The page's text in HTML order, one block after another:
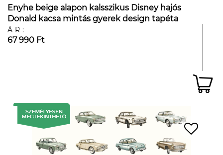
Enyhe beige alapon kalsszikus Disney hajós
Donald kacsa mintás gyerek design tapéta
ÁR:
67 990 Ft